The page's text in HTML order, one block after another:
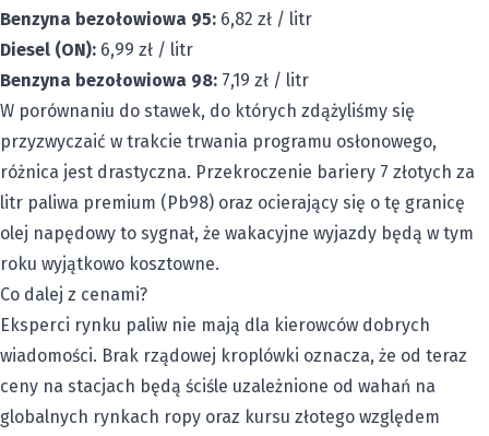
Benzyna bezołowiowa 95: 6,82 zł / litr
Diesel (ON): 6,99 zł / litr
Benzyna bezołowiowa 98: 7,19 zł / litr
W porównaniu do stawek, do których zdążyliśmy się
przyzwyczaić w trakcie trwania programu osłonowego,
różnica jest drastyczna. Przekroczenie bariery 7 złotych za
litr paliwa premium (Pb98) oraz ocierający się o tę granicę
olej napędowy to sygnał, że wakacyjne wyjazdy będą w tym
roku wyjątkowo kosztowne.
Co dalej z cenami?
Eksperci rynku paliw nie mają dla kierowców dobrych
wiadomości. Brak rządowej kroplówki oznacza, że od teraz
ceny na stacjach będą ściśle uzależnione od wahań na
globalnych rynkach ropy oraz kursu złotego względem